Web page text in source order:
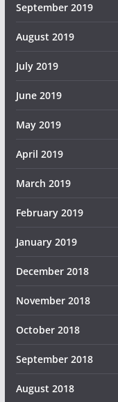
September 2019
August 2019
July 2019
June 2019
May 2019
April 2019
March 2019
February 2019
January 2019
December 2018
November 2018
October 2018
September 2018
August 2018